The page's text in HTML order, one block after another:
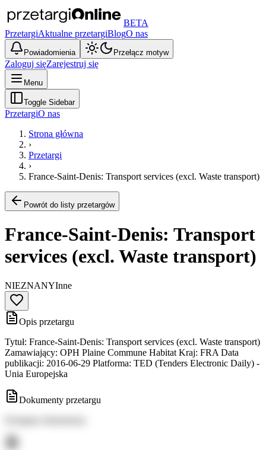
BETA
PrzetargiAktualne przetargiBlogO nas
Powiadomienia Przełącz motyw
Zaloguj sięZarejestruj się
Menu
Toggle Sidebar
PrzetargiO nas
Strona główna
›
Przetargi
›
France-Saint-Denis: Transport services (excl. Waste transport)
Powrót do listy przetargów
France-Saint-Denis: Transport
services (excl. Waste transport)
NIEZNANYInne
Opis przetargu
Tytuł: France-Saint-Denis: Transport services (excl. Waste transport)
Zamawiający: OPH Plaine Commune Habitat Kraj: FRA Data
publikacji: 2016-06-29 Platforma: TED (Tenders Electronic Daily) -
Unia Europejska
Dokumenty przetargu